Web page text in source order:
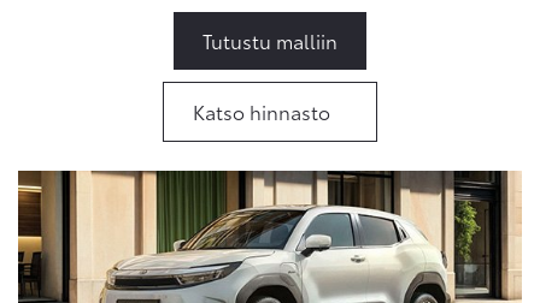
Tutustu malliin
Katso hinnasto